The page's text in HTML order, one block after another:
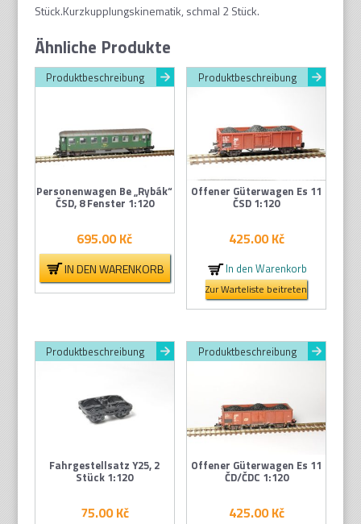
Stück.Kurzkupplungskinematik, schmal 2 Stück.
Ähnliche Produkte
Produktbeschreibung
Personenwagen Be „Rybák“
ČSD, 8 Fenster 1:120
695.00Kč
IN DEN WARENKORB
Produktbeschreibung
Offener Güterwagen Es 11
ČSD 1:120
425.00Kč
In den Warenkorb
Zur Warteliste beitreten
Produktbeschreibung
Fahrgestellsatz Y25, 2
Stück 1:120
75.00Kč
Produktbeschreibung
Offener Güterwagen Es 11
ČD/ČDC 1:120
425.00Kč